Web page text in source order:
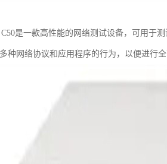
C50是一款高性能的网络测试设备，可用于
种网络协议和应用程序的行为，以便进行全